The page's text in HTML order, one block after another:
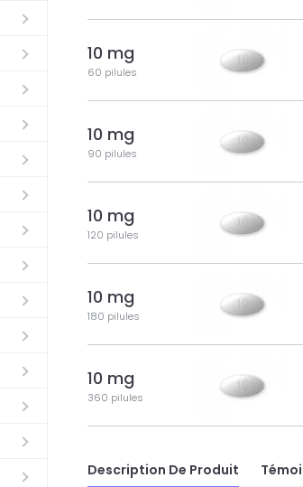
10 mg
60 pilules
10 mg
90 pilules
10 mg
120 pilules
10 mg
180 pilules
10 mg
360 pilules
Description De Produit